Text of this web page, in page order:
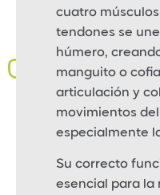
cuatro
tendones se
húmero,
manguito o
articulación y
movimientos
especialmente
Su correcto
esencial para la